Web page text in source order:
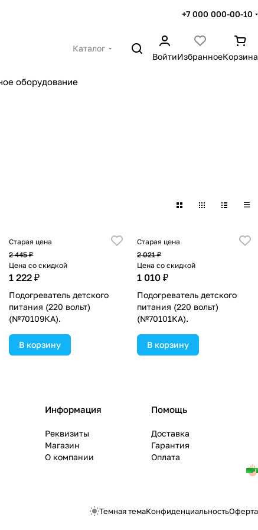
+7 000 000-00-10
Каталог
ВойтиИзбранноеКорзина
оборудование
Старая цена
2 445 ₽
Цена со скидкой
1 222 ₽
Подогреватель детского
питания (220 вольт)
(№70109КА).
В корзину
Старая цена
2 021 ₽
Цена со скидкой
1 010 ₽
Подогреватель детского
питания (220 вольт)
(№70101КА).
В корзину
Информация
Реквизиты
Магазин
О компании
Помощь
Доставка
Гарантия
Оплата
Темная темаКонфиденциальностьОферта